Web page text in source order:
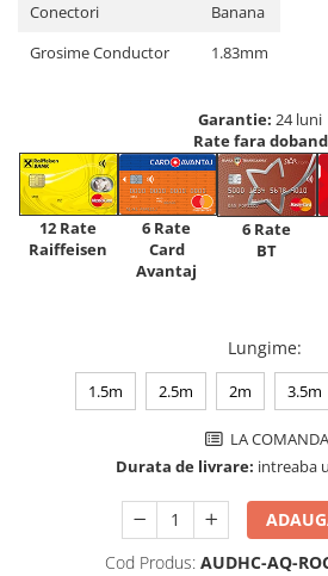
Conectori
Banana
Grosime Conductor
1.83mm
Garantie: 24 luni
Rate fara
12 Rate
Raiffeisen
6 Rate
Card
Avantaj
6 Rate
BT
Lungime:
1.5m 2.5m 2m 3.5m
LA COMANDA
Durata de livrare: intreaba
Cod Produs: AUDHC-AQ-